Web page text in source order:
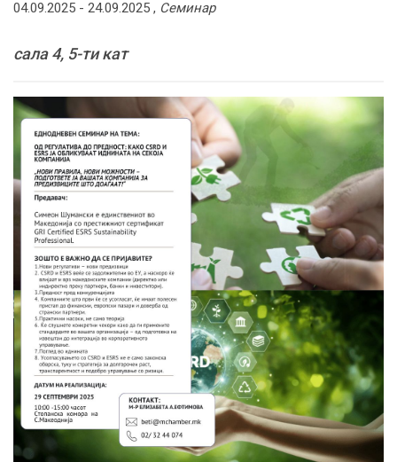
04.09.2025 - 24.09.2025 , Семинар
сала 4, 5-ти кат